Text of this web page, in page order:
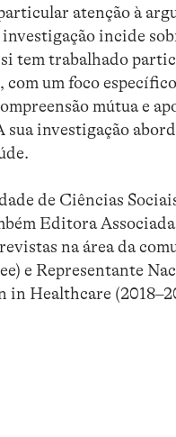
atenção à
incide
tem trabalhado
com um foco
mútua e
sua investigação
de Ciências
Editora
na área da
e Representante
Healthcare